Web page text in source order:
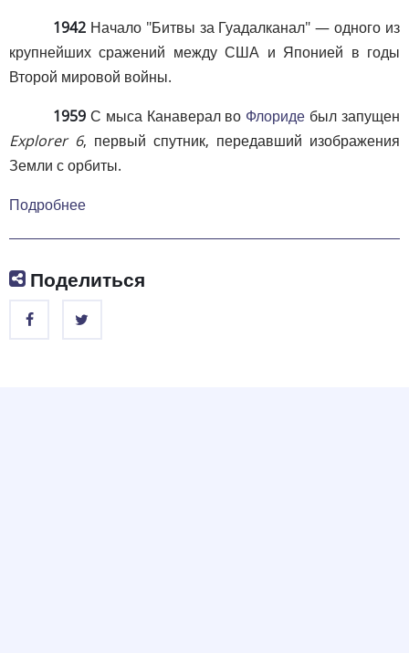
1942 Начало "Битвы за Гуадалканал" — одного из
крупнейших сражений между США и Японией в годы
Второй мировой войны.
1959 С мыса Канаверал во Флориде был запущен
Explorer 6, первый спутник, передавший изображения
Земли с орбиты.
Подробнее
Поделиться